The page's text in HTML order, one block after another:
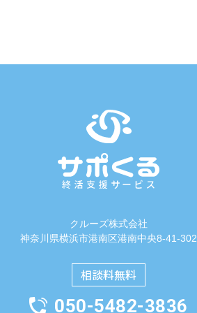
クルーズ株式会社
神奈川県横浜市港南区港南中央8-41-302
相談料無料
050-5482-3836